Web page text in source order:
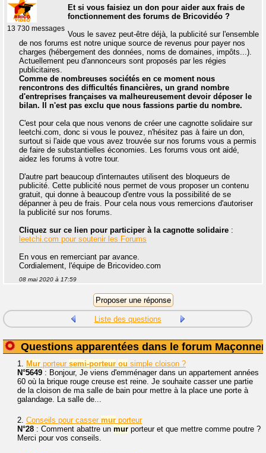
13 730 messages
Et si vous faisiez un don pour aider aux frais de
fonctionnement des forums de Bricovidéo ?
Vous le savez peut-être déjà, la publicité sur l'ensemble
de nos forums est notre unique source de revenus pour payer nos
charges (hébergement des données, noms de domaines, impôts...).
Actuellement peu d'annonceurs sont proposés par les régies
publicitaires.
Comme de nombreuses sociétés en ce moment nous
rencontrons des difficultés financières, un grand nombre
d'entreprises françaises va malheureusement devoir déposer le
bilan. Il n'est pas exclu que nous fassions partie du nombre.
C'est pour cela que nous venons de créer une cagnotte solidaire sur
leetchi.com, donc si vous le pouvez, n'hésitez pas à faire un don,
surtout si l'aide que vous avez trouvée sur nos forums vous a permis
de faire de substantielles économies. Les forums vous ont aidé,
aidez les forums à votre tour.
D'autre part beaucoup d'internautes utilisent des bloqueurs de
publicité. Cette publicité nous permet de vous proposer un contenu
gratuit, qui donne à beaucoup d'entre vous la possibilité de se
dépanner à peu de frais. Pour cela nous vous remercions d'autoriser
la publicité sur nos forums.
Cliquez sur ce lien pour participer à la cagnotte solidaire :
leetchi.com pour soutenir les Forums
En vous en remerciant par avance.
Cordialement, l'équipe de Bricovideo.com
08 mai 2020 à 17:59
Liste des questions
Questions apparentées dans le forum
1. Mur porteur semi-porteur ou simple cloison ?
N°5649 : Bonjour, Je viens d'emménager dans un appartement années
60 où la brique rouge creuse est reine. Je souhaite casser une partie
de la cloison de ma salle de bain pour mettre à la place une porte à
galandage. La salle de...
2. Conseils pour casser mur porteur
N°28 : Comment abattre un mur porteur et que mettre comme poutre ?
Merci pour vos conseils.